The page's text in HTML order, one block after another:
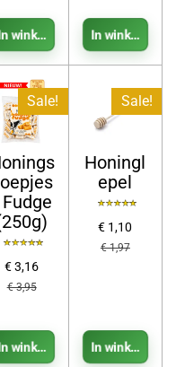
winkelwagen In
Sale!
€ 3,16
€ 3,95
winkelwagen
Sale!
Honingl
epel
€ 1,10
€ 1,97
In